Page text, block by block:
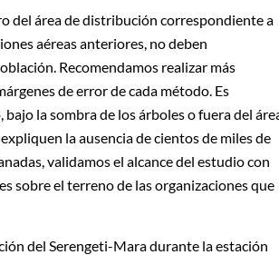
del área de distribución correspondiente a
aéreas anteriores, no deben
Recomendamos realizar más
de error de cada método. Es
la sombra de los árboles o fuera del
la ausencia de cientos de miles de
validamos el alcance del estudio con
sobre el terreno de las organizaciones que
del Serengeti-Mara durante la estación